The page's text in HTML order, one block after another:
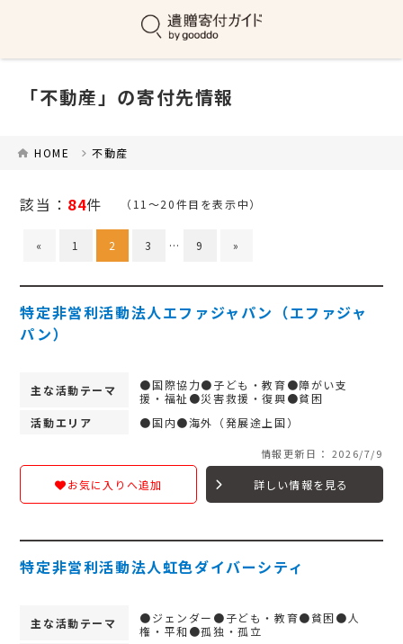
「不動産」の寄付先情報
HOME 不動産
該当： 84件 （11～20件目を表示中）
« 1 2 3 … 9 »
特定非営利活動法人エファジャパン（エファジャ
パン）
主な活動テーマ
●国際協力●子ども・教育●障がい支
援・福祉●災害救援・復興●貧困
活動エリア
●国内●海外（発展途上国）
情報更新日： 2026/7/9
お気に入りへ追加 詳しい情報を見る
特定非営利活動法人虹色ダイバーシティ
主な活動テーマ
●ジェンダー●子ども・教育●貧困●人
権・平和●孤独・孤立